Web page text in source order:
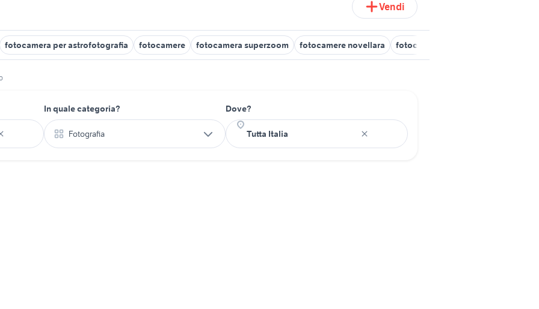
Vendi
fotocamera per astrofotografia fotocamere fotocamera superzoom fotocamere novellara fotocamere torino
In quale categoria?
Fotografia
Dove?